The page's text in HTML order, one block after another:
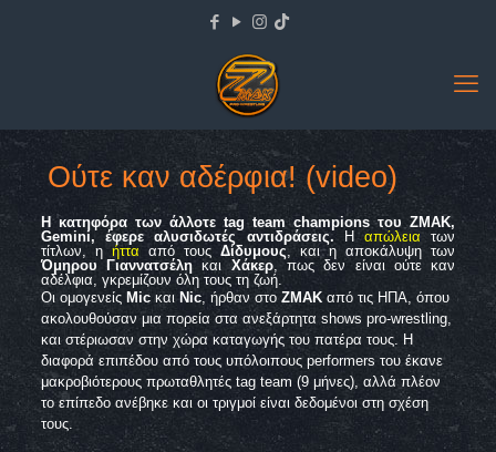
Ούτε καν αδέρφια! (video)
Η κατηφόρα των άλλοτεtag team championsτουZMAK,
Gemini,έφερε αλυσιδωτές αντιδράσεις. Η απώλεια
των
τίτλων, η ήττα από τουςΔίδυμους, και η αποκάλυψη των
Όμηρου Γιαννατσέλη και Χάκερ, πως δεν είναι ούτε καν
αδέλφια, γκρεμίζουν όλη τους τη ζωή.
Οι ομογενείς Mic και Nic, ήρθαν στο ZMAK από τις ΗΠΑ, όπου
ακολουθούσαν μια πορεία στα ανεξάρτητα shows pro-wrestling,
και στέριωσαν στην χώρα καταγωγής του πατέρα τους. Η
διαφορά επιπέδου από τους υπόλοιπους performers του έκανε
μακροβιότερους πρωταθλητές tag team (9 μήνες), αλλά πλέον
το επίπεδο ανέβηκε και οι τριγμοί είναι δεδομένοι στη σχέση
τους.